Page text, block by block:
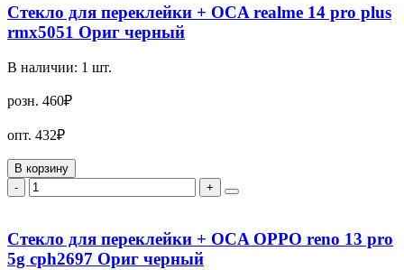
Стекло для переклейки + OCA realme 14 pro plus
rmx5051 Ориг черный
В наличии: 1 шт.
розн. 460₽
опт. 432₽
В корзину
-
+
Стекло для переклейки + OCA OPPO reno 13 pro
5g cph2697 Ориг черный